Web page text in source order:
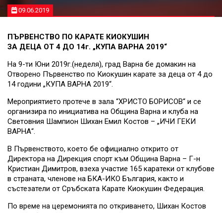
09.06.2019
ПЪРВЕНСТВО ПО КАРАТЕ КИОКУШИН
ЗА ДЕЦА ОТ 4 ДО 14г. „КУПА ВАРНА 2019“
На 9-ти Юни 2019г.(неделя), град Варна бе домакин на
Отворено Първенство по Киокушин карате за деца от 4 до
14 години „КУПА ВАРНА 2019“.
Мероприятието протече в зала “ХРИСТО БОРИСОВ“ и се
организира по инициатива на Община Варна и клуба на
Световния Шампион Шихан Емил Костов – „ИЧИ ГЕКИ
ВАРНА“.
В Първенството, което бе официално открито от
Директора на Дирекция спорт към Община Варна – Г-н
Кристиан Димитров, взеха участие 165 каратеки от клубове
в страната, членове на БКА-ИКО България, както и
състезатели от Сръбската Карате Киокушин Федерация.
По време на церемонията по откриването, Шихан Костов